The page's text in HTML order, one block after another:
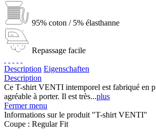
95% coton / 5% élasthanne
Repassage facile
Description Eigenschaften
Description
Ce T-shirt VENTI intemporel est fabriqué en
agréable à porter. Il est très...plus
Fermer menu
Informations sur le produit "T-shirt VENTI"
Coupe : Regular Fit